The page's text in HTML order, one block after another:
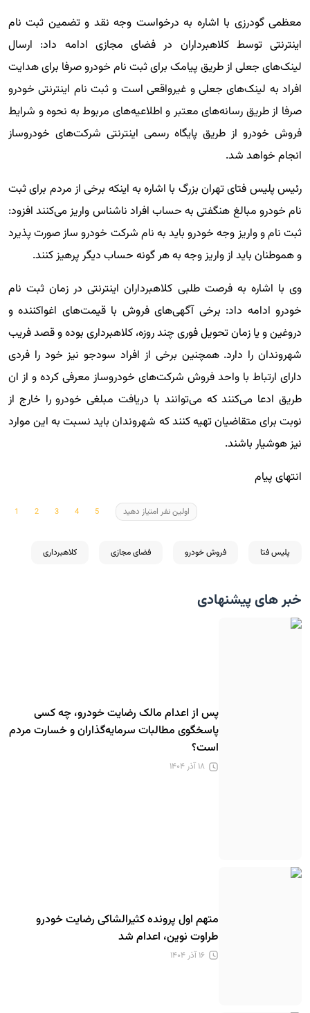
معظمی گودرزی با اشاره به درخواست وجه نقد و تضمین ثبت نام
اینترنتی توسط کلاهبرداران در فضای مجازی ادامه داد: ارسال
لینک‌های جعلی از طریق پیامک برای ثبت نام خودرو صرفا برای هدایت
افراد به لینک‌های جعلی و غیرواقعی است و ثبت نام اینترنتی خودرو
صرفا از طریق رسانه‌های معتبر و اطلاعیه‌های مربوط به نحوه و شرایط
فروش خودرو از طریق پایگاه رسمی اینترنتی شرکت‌های خودروساز
انجام خواهد شد.
رئیس پلیس فتای تهران بزرگ با اشاره به اینکه برخی از مردم برای ثبت
نام خودرو مبالغ هنگفتی به حساب افراد ناشناس واریز می‌کنند افزود:
ثبت نام و واریز وجه خودرو باید به نام شرکت خودرو ساز صورت پذیرد
و هموطنان باید از واریز وجه به هر گونه حساب دیگر پرهیز کنند.
وی با اشاره به فرصت طلبی کلاهبرداران اینترنتی در زمان ثبت نام
خودرو ادامه داد: برخی آگهی‌های فروش با قیمت‌های اغواکننده و
دروغین و یا زمان تحویل فوری چند روزه، کلاهبرداری بوده و قصد فریب
شهروندان را دارد. همچنین برخی از افراد سودجو نیز خود را فردی
دارای ارتباط با واحد فروش شرکت‌های خودروساز معرفی کرده و از ان
طریق ادعا می‌کنند که می‌توانند با دریافت مبلغی خودرو را خارج از
نوبت برای متقاضیان تهیه کنند که شهروندان باید نسبت به این موارد
نیز هوشیار باشند.
انتهای پیام
اولین نفر امتیاز دهید
پلیس فتا فروش خودرو فضای مجازی کلاهبرداری
خبر های پیشنهادی
پس از اعدام مالک رضایت خودرو، چه کسی
پاسخگوی مطالبات سرمایه‌گذاران و خسارت مردم
است؟
۱۸ آذر ۱۴۰۴
متهم اول پرونده کثیرالشاکی رضایت خودرو
طراوت نوین، اعدام شد
۱۶ آذر ۱۴۰۴